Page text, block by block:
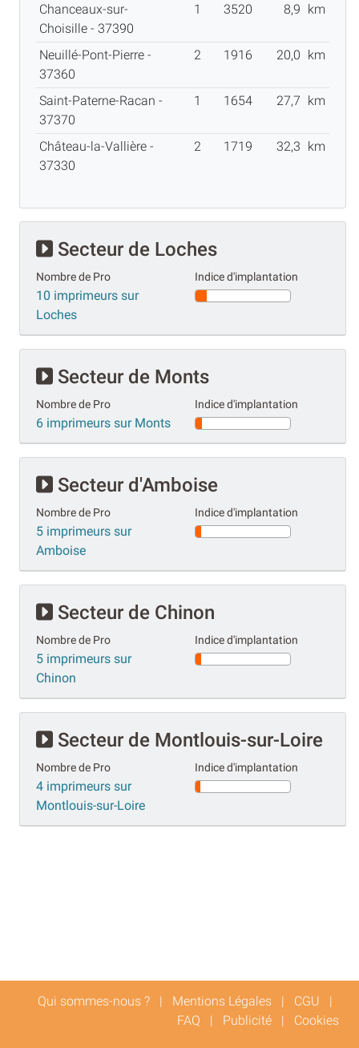
Chanceaux-sur-
Choisille - 37390
1 3520 8,9 km
Neuillé-Pont-Pierre -
37360
2 1916 20,0 km
Saint-Paterne-Racan -
37370
1 1654 27,7 km
Château-la-Vallière -
37330
2 1719 32,3 km
Secteur de Loches
Nombre de Pro
10 imprimeurs sur
Loches
Indice d'implantation
Secteur de Monts
Nombre de Pro
6 imprimeurs sur Monts
Indice d'implantation
Secteur d'Amboise
Nombre de Pro
5 imprimeurs sur
Amboise
Indice d'implantation
Secteur de Chinon
Nombre de Pro
5 imprimeurs sur
Chinon
Indice d'implantation
Secteur de Montlouis-sur-Loire
Nombre de Pro
4 imprimeurs sur
Montlouis-sur-Loire
Indice d'implantation
Qui sommes-nous ? | Mentions Légales | CGU |
FAQ | Publicité | Cookies